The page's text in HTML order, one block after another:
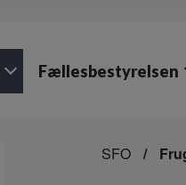
Fællesbestyrelsen
SFO